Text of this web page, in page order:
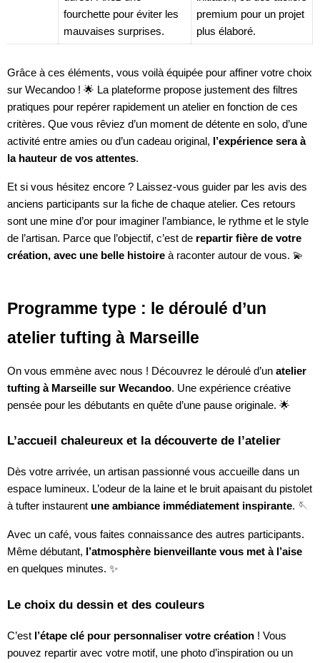
fourchette pour éviter les
mauvaises surprises.
premium pour un projet
plus élaboré.
Grâce à ces éléments, vous voilà équipée pour affiner votre choix
sur Wecandoo ! 🌟 La plateforme propose justement des filtres
pratiques pour repérer rapidement un atelier en fonction de ces
critères. Que vous rêviez d’un moment de détente en solo, d’une
activité entre amies ou d’un cadeau original,
l’expérience sera à
la hauteur de vos attentes.
Et si vous hésitez encore ? Laissez-vous guider par les avis des
anciens participants sur la fiche de chaque atelier. Ces retours
sont une mine d’or pour imaginer l’ambiance, le rythme et le style
de l’artisan. Parce que l’objectif, c’est de repartir fière de votre
création, avec une belle histoire à raconter autour de vous. 💫
Programme type : le déroulé d’un
atelier tufting à Marseille
On vous emmène avec nous ! Découvrez le déroulé d’un atelier
tufting à Marseille sur Wecandoo. Une expérience créative
pensée pour les débutants en quête d’une pause originale. 🌟
L’accueil chaleureux et la découverte de l’atelier
Dès votre arrivée, un artisan passionné vous accueille dans un
espace lumineux. L’odeur de la laine et le bruit apaisant du pistolet
à tufter instaurent une ambiance immédiatement inspirante. 🪡
Avec un café, vous faites connaissance des autres participants.
Même débutant,
l’atmosphère bienveillante vous met à l’aise
en quelques minutes. ✨
Le choix du dessin et des couleurs
C’est l’étape clé pour personnaliser votre création ! Vous
pouvez repartir avec votre motif, une photo d’inspiration ou un